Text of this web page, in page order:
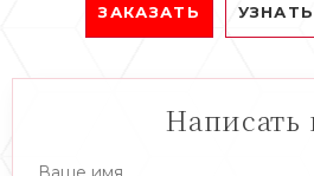
ЗАКАЗАТЬ
Написать